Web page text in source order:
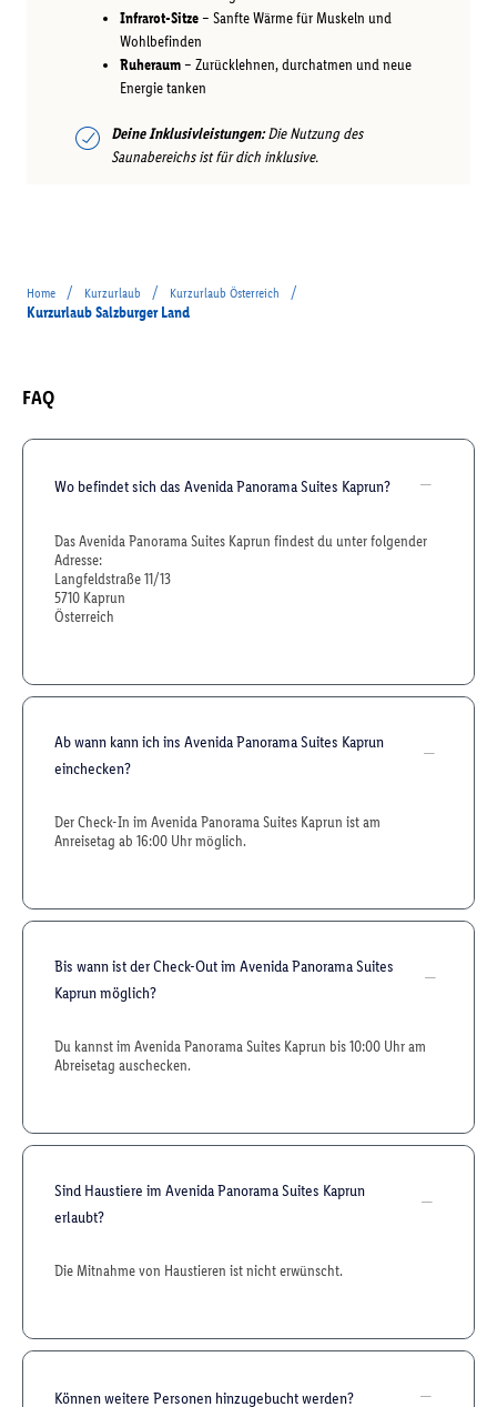
Infrarot-Sitze– Sanfte Wärme für Muskeln und
Wohlbefinden
Ruheraum– Zurücklehnen, durchatmen und neue
Energie tanken
Deine Inklusivleistungen:Die Nutzung des
Saunabereichs ist für dich inklusive.
Home / Kurzurlaub / Kurzurlaub Österreich
/
Kurzurlaub Salzburger Land
FAQ
Wo befindet sich das Avenida Panorama Suites Kaprun?
Das Avenida Panorama Suites Kaprun findest du unter folgender
Adresse:
Langfeldstraße 11/13
5710 Kaprun
Österreich
Ab wann kann ich ins Avenida Panorama Suites Kaprun
einchecken?
Der Check-In im Avenida Panorama Suites Kaprun ist am
Anreisetag ab 16:00 Uhr möglich.
Bis wann ist der Check-Out im Avenida Panorama Suites
Kaprun möglich?
Du kannst im Avenida Panorama Suites Kaprun bis 10:00 Uhr am
Abreisetag auschecken.
Sind Haustiere im Avenida Panorama Suites Kaprun
erlaubt?
Die Mitnahme von Haustieren ist nicht erwünscht.
Können weitere Personen hinzugebucht werden?